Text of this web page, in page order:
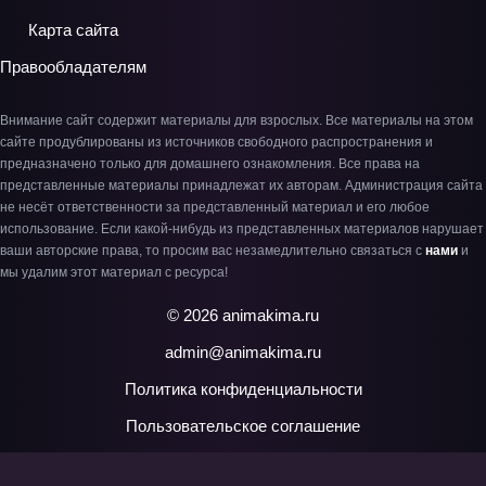
Карта сайта
Правообладателям
Внимание сайт содержит материалы для взрослых. Все материалы на этом
сайте продублированы из источников свободного распространения и
предназначено только для домашнего ознакомления. Все права на
представленные материалы принадлежат их авторам. Администрация сайта
не несёт ответственности за представленный материал и его любое
использование. Если какой-нибудь из представленных материалов нарушает
ваши авторские права, то просим вас незамедлительно связаться с нами и
мы удалим этот материал с ресурса!
© 2026 animakima.ru
admin@animakima.ru
Политика конфиденциальности
Пользовательское соглашение